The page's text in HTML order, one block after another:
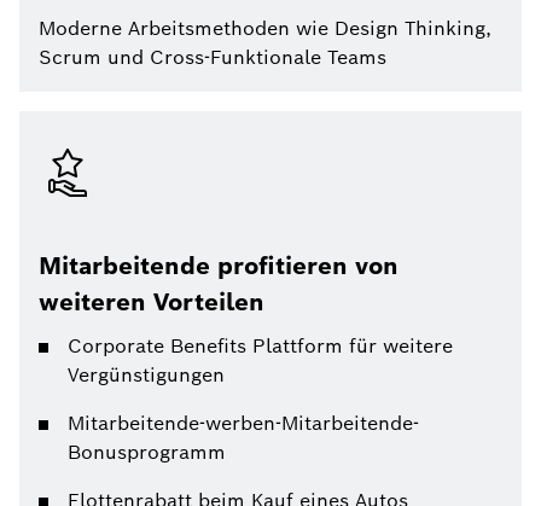
Moderne Arbeitsmethoden wie Design Thinking,
Scrum und Cross-Funktionale Teams
Mitarbeitende profitieren von
weiteren Vorteilen
Corporate Benefits Plattform für weitere
Vergünstigungen
Mitarbeitende-werben-Mitarbeitende-
Bonusprogramm
Flottenrabatt beim Kauf eines Autos